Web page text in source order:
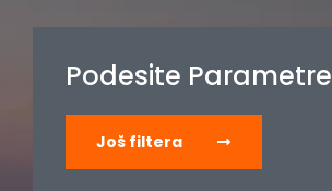
Podesite Parametre
Još filtera